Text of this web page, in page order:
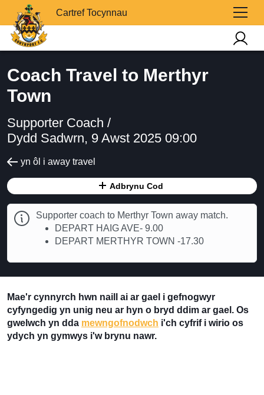
Cartref Tocynnau
Coach Travel to Merthyr
Town
Supporter Coach /
Dydd Sadwrn, 9 Awst 2025 09:00
yn ôl i away travel
Adbrynu Cod
Supporter coach to Merthyr Town away match.
DEPART HAIG AVE- 9.00
DEPART MERTHYR TOWN -17.30
Mae'r cynnyrch hwn naill ai ar gael i gefnogwyr
cyfyngedig yn unig neu ar hyn o bryd ddim ar gael. Os
gwelwch yn dda mewngofnodwch i'ch cyfrif i wirio os
ydych yn gymwys i'w brynu nawr.